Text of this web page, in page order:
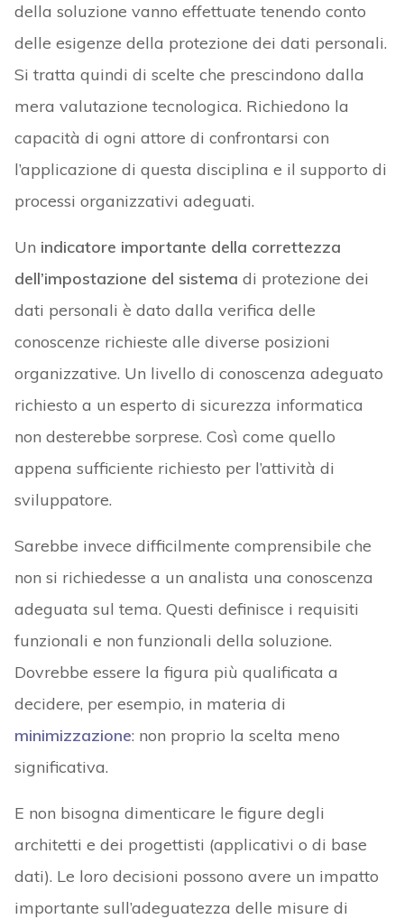
della soluzione vanno effettuate tenendo conto
delle esigenze della protezione dei dati personali.
Si tratta quindi di scelte che prescindono dalla
mera valutazione tecnologica. Richiedono la
capacità di ogni attore di confrontarsi con
l’applicazione di questa disciplina e il supporto di
processi organizzativi adeguati.
Un indicatore importante della correttezza
dell’impostazione del sistema di protezione dei
dati personali è dato dalla verifica delle
conoscenze richieste alle diverse posizioni
organizzative. Un livello di conoscenza adeguato
richiesto a un esperto di sicurezza informatica
non desterebbe sorprese. Così come quello
appena sufficiente richiesto per l’attività di
sviluppatore.
Sarebbe invece difficilmente comprensibile che
non si richiedesse a un analista una conoscenza
adeguata sul tema. Questi definisce i requisiti
funzionali e non funzionali della soluzione.
Dovrebbe essere la figura più qualificata a
decidere, per esempio, in materia di
minimizzazione: non proprio la scelta meno
significativa.
E non bisogna dimenticare le figure degli
architetti e dei progettisti (applicativi o di base
dati). Le loro decisioni possono avere un impatto
importante sull’adeguatezza delle misure di